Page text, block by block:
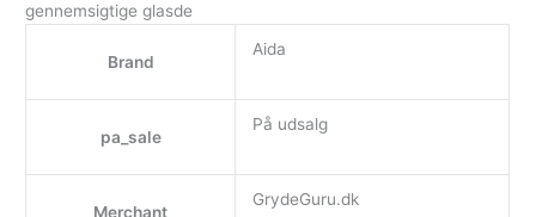
gennemsigtige glasde
Brand
Aida
pa_sale
På udsalg
Merchant
GrydeGuru.dk